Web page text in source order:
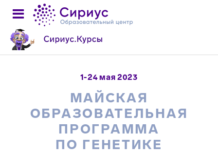
1-24 мая 2023
МАЙСКАЯ
ОБРАЗОВАТЕЛЬНАЯ
ПРОГРАММА
ПО ГЕНЕТИКЕ